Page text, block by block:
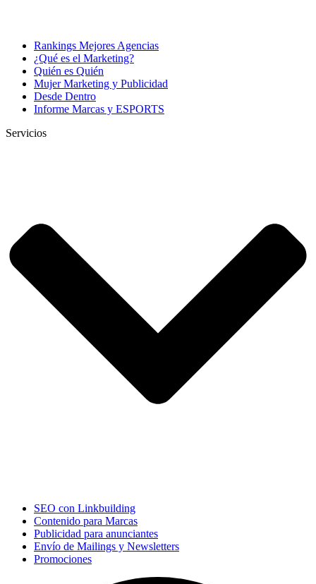
Rankings Mejores Agencias
¿Qué es el Marketing?
Quién es Quién
Mujer Marketing y Publicidad
Desde Dentro
Informe Marcas y ESPORTS
Servicios
SEO con Linkbuilding
Contenido para Marcas
Publicidad para anunciantes
Envío de Mailings y Newsletters
Promociones